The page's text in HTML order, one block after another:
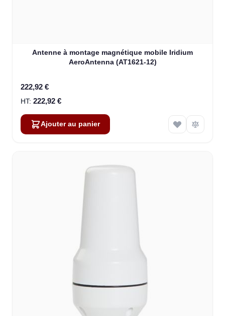
Antenne à montage magnétique mobile Iridium
AeroAntenna (AT1621-12)
222,92 €
222,92 €
Ajouter au panier